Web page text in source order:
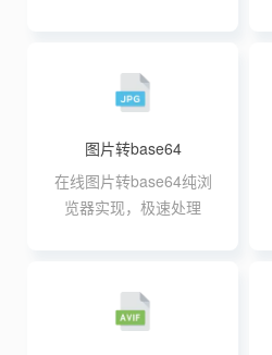
图片转base64
在线图片转base64纯浏
览器实现，极速处理